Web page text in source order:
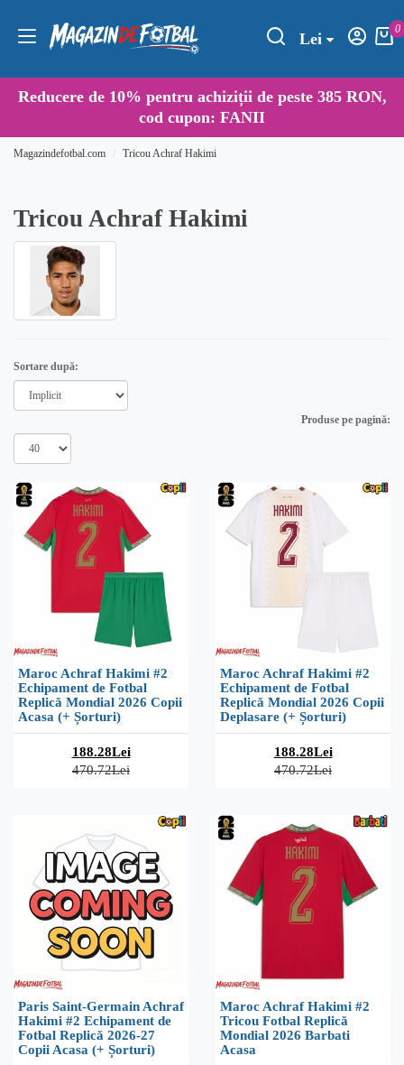
Lei
0
Reducere de 10% pentru achiziții de peste 385 RON,
cod cupon: FANII
Magazindefotbal.com Tricou Achraf Hakimi
Tricou Achraf Hakimi
Sortare după:
Produse pe pagină:
Maroc Achraf Hakimi #2
Echipament de Fotbal
Replică Mondial 2026 Copii
Acasa (+ Șorturi)
188.28Lei
470.72Lei
Maroc Achraf Hakimi #2
Echipament de Fotbal
Replică Mondial 2026 Copii
Deplasare (+ Șorturi)
188.28Lei
470.72Lei
Paris Saint-Germain Achraf
Hakimi #2 Echipament de
Fotbal Replică 2026-27
Copii Acasa (+ Șorturi)
Maroc Achraf Hakimi #2
Tricou Fotbal Replică
Mondial 2026 Barbati
Acasa